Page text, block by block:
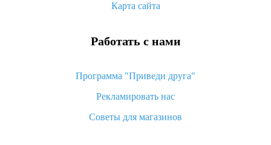
Карта сайта
Работать с нами
Программа "Приведи друга"
Рекламировать нас
Советы для магазинов